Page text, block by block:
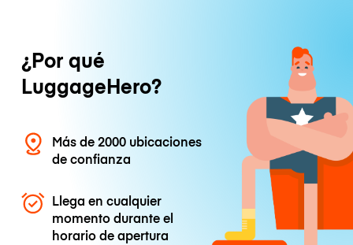
¿Por qué
LuggageHero?
Más de 2000 ubicaciones
de confianza
Llega en cualquier
momento durante el
horario de apertura